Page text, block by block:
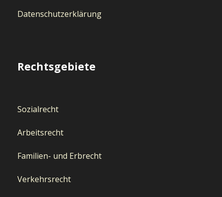
Datenschutzerklärung
Rechtsgebiete
Sozialrecht
Arbeitsrecht
Familien- und Erbrecht
Verkehrsrecht